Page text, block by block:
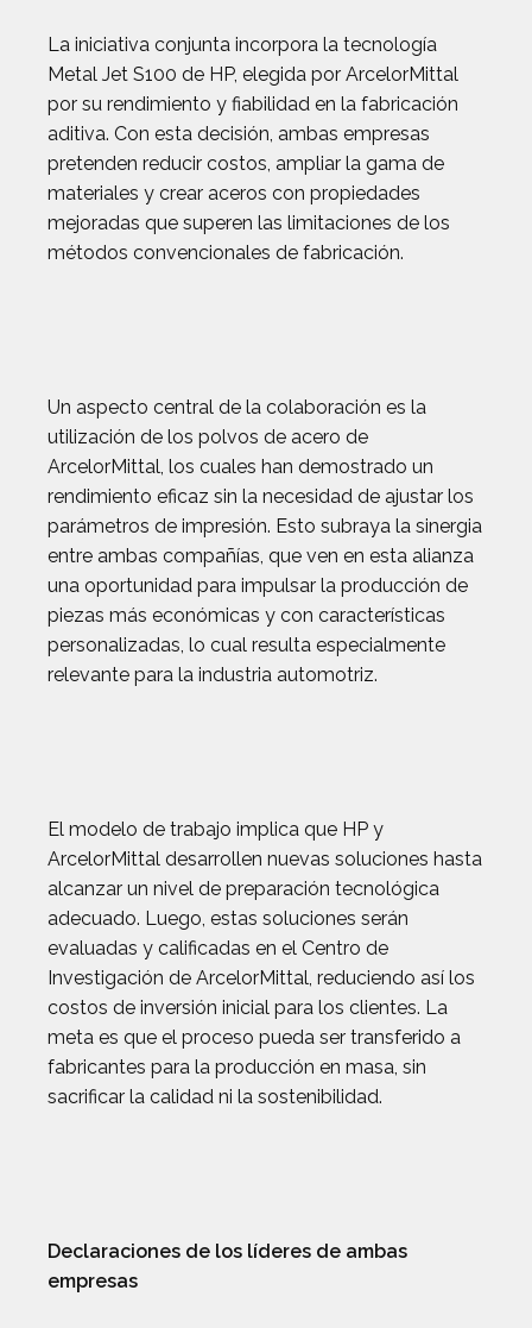
La iniciativa conjunta incorpora la tecnología
Metal Jet S100 de HP, elegida por ArcelorMittal
por su rendimiento y fiabilidad en la fabricación
aditiva. Con esta decisión, ambas empresas
pretenden reducir costos, ampliar la gama de
materiales y crear aceros con propiedades
mejoradas que superen las limitaciones de los
métodos convencionales de fabricación.
Un aspecto central de la colaboración es la
utilización de los polvos de acero de
ArcelorMittal, los cuales han demostrado un
rendimiento eficaz sin la necesidad de ajustar los
parámetros de impresión. Esto subraya la sinergia
entre ambas compañías, que ven en esta alianza
una oportunidad para impulsar la producción de
piezas más económicas y con características
personalizadas, lo cual resulta especialmente
relevante para la industria automotriz.
El modelo de trabajo implica que HP y
ArcelorMittal desarrollen nuevas soluciones hasta
alcanzar un nivel de preparación tecnológica
adecuado. Luego, estas soluciones serán
evaluadas y calificadas en el Centro de
Investigación de ArcelorMittal, reduciendo así los
costos de inversión inicial para los clientes. La
meta es que el proceso pueda ser transferido a
fabricantes para la producción en masa, sin
sacrificar la calidad ni la sostenibilidad.
Declaraciones de los líderes de ambas
empresas